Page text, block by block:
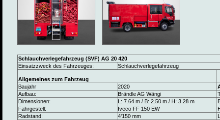
Schlauchverlegefahrzeug (SVF) AG 20 420
Einsatzzweck des Fahrzeuges:
Schlauchverlegefahrzeug
Allgemeines zum Fahrzeug
Baujahr
2020
Aufbau:
Brändle AG Wängi
Dimensionen:
L: 7.64 m / B: 2.50 m / H: 3.28 m
Fahrgestell:
Iveco FF 150 EW
Radstand:
4'150 mm